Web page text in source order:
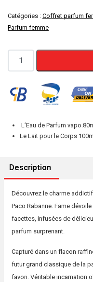
Catégories : Coffret parfum
Parfum femme
quantité
de
RABANNE
COFFRET
EAU
L’Eau de Parfum
Le Lait pour le Corps 100ml
Description
Découvrez le charme
Paco Rabanne. Fame
facettes, infusées de
parfum surprenant.
Capturé dans un flacon
futur grand classique de la
favori. Véritable incarnation